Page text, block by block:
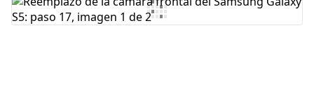
Agregar Comentario